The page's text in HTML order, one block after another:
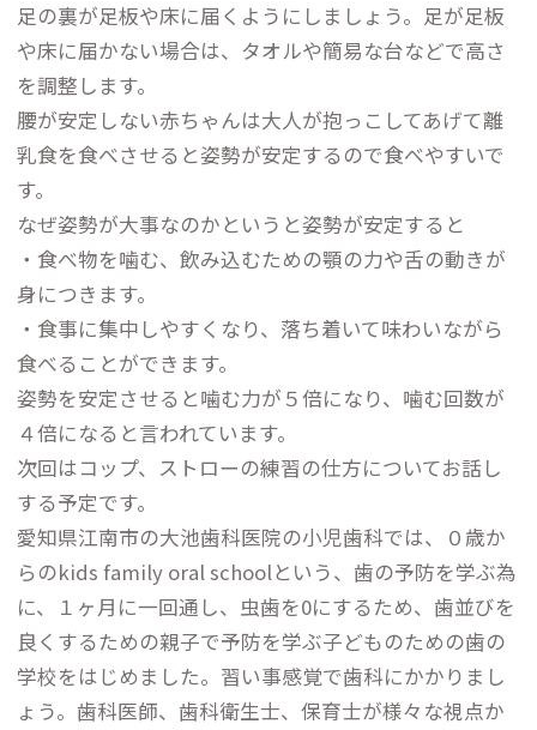
足の裏が足板や床に届くようにしましょう。足が足板
や床に届かない場合は、タオルや簡易な台などで高さ
を調整します。
腰が安定しない赤ちゃんは大人が抱っこしてあげて離
乳食を食べさせると姿勢が安定するので食べやすいで
す。
なぜ姿勢が大事なのかというと姿勢が安定すると
・食べ物を噛む、飲み込むための顎の力や舌の動きが
身につきます。
・食事に集中しやすくなり、落ち着いて味わいながら
食べることができます。
姿勢を安定させると噛む力が５倍になり、噛む回数が
４倍になると言われています。
次回はコップ、ストローの練習の仕方についてお話し
する予定です。
愛知県江南市の大池歯科医院の小児歯科では、０歳か
らのkids family oral schoolという、歯の予防を学ぶ為
に、１ヶ月に一回通し、虫歯を0にするため、歯並びを
良くするための親子で予防を学ぶ子どものための歯の
学校をはじめました。習い事感覚で歯科にかかりまし
ょう。歯科医師、歯科衛生士、保育士が様々な視点か